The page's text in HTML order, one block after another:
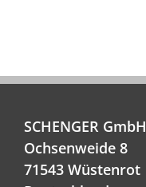
SCHENGER GmbH
Ochsenweide 8
71543 Wüstenrot